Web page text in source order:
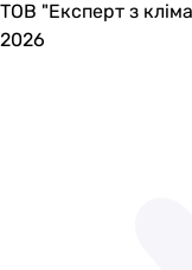
ТОВ "Експерт з
2026